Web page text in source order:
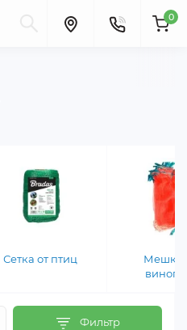
0
Сетка от птиц
Мешки
Фильтр